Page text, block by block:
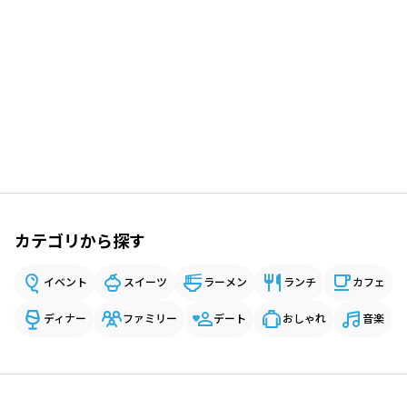
カテゴリから探す
イベント スイーツ ラーメン ランチ カフェ
ディナー ファミリー デート おしゃれ 音楽